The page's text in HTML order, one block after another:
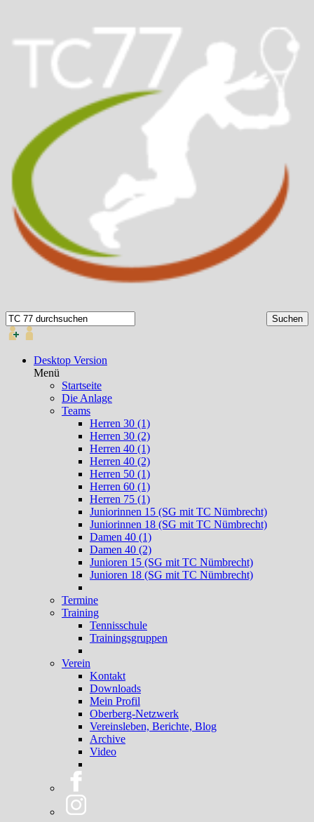
Desktop Version
Menü
Startseite
Die Anlage
Teams
Herren 30 (1)
Herren 30 (2)
Herren 40 (1)
Herren 40 (2)
Herren 50 (1)
Herren 60 (1)
Herren 75 (1)
Juniorinnen 15 (SG mit TC Nümbrecht)
Juniorinnen 18 (SG mit TC Nümbrecht)
Damen 40 (1)
Damen 40 (2)
Junioren 15 (SG mit TC Nümbrecht)
Junioren 18 (SG mit TC Nümbrecht)
Termine
Training
Tennisschule
Trainingsgruppen
Verein
Kontakt
Downloads
Mein Profil
Oberberg-Netzwerk
Vereinsleben, Berichte, Blog
Archive
Video